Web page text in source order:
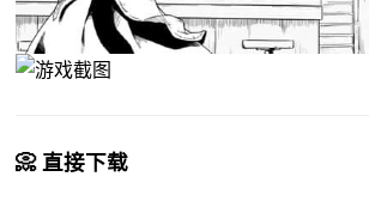
📀 直接下载